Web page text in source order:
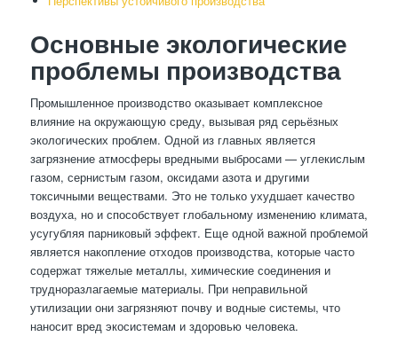
Основные экологические
проблемы производства
Промышленное производство оказывает комплексное
влияние на окружающую среду, вызывая ряд серьёзных
экологических проблем. Одной из главных является
загрязнение атмосферы вредными выбросами — углекислым
газом, сернистым газом, оксидами азота и другими
токсичными веществами. Это не только ухудшает качество
воздуха, но и способствует глобальному изменению климата,
усугубляя парниковый эффект. Еще одной важной проблемой
является накопление отходов производства, которые часто
содержат тяжелые металлы, химические соединения и
трудноразлагаемые материалы. При неправильной
утилизации они загрязняют почву и водные системы, что
наносит вред экосистемам и здоровью человека.